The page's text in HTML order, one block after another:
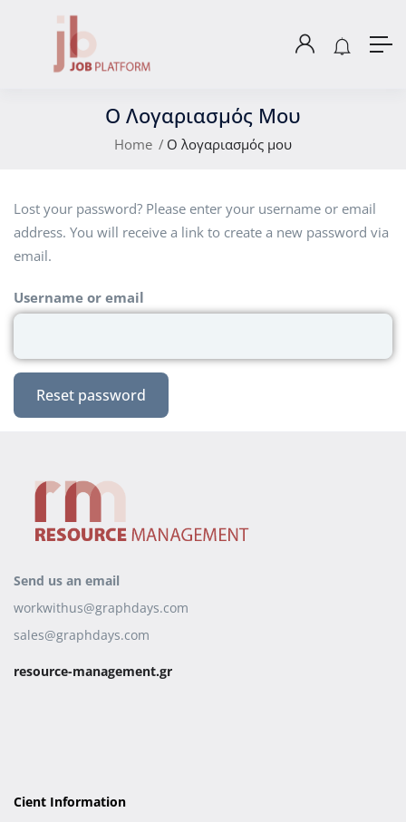
Ο Λογαριασμός Μου
Home Ο λογαριασμός μου
Lost your password? Please enter your username or email
address. You will receive a link to create a new password via
email.
Username or email
Reset password
Send us an email
workwithus@graphdays.com
sales@graphdays.com
resource-management.gr
Cient Information